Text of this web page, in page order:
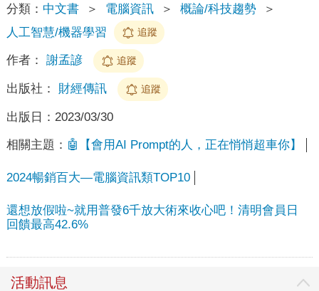
分類： 中文書 ＞ 電腦資訊 ＞ 概論/科技趨勢
＞
人工智慧/機器學習
追蹤
作者： 謝孟諺 追蹤
出版社： 財經傳訊 追蹤
出版日： 2023/03/30
相關主題： 🤖【會用AI Prompt的人，正在悄悄超車你】
2024暢銷百大—電腦資訊類TOP10
還想放假啦~就用普發6千放大術來收心吧！清明會員日
回饋最高42.6%
活動訊息